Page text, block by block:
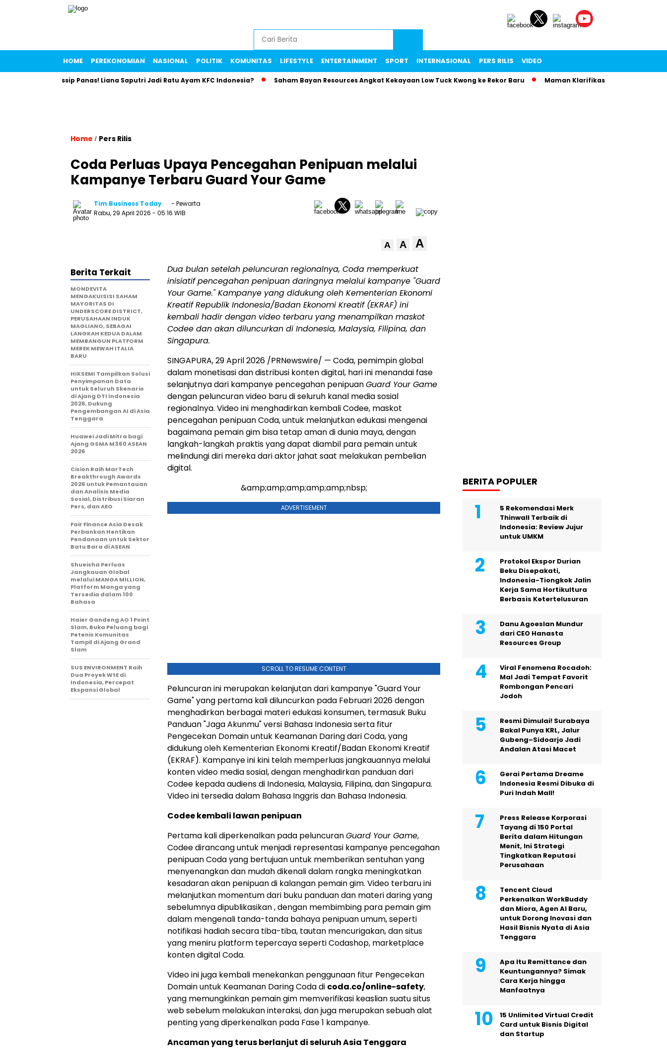
HOME PEREKONOMIAN NASIONAL POLITIK KOMUNITAS LIFESTYLE ENTERTAINMENT SPORT INTERNASIONAL PERS RILIS VIDEO
Gossip Panas! Liana Saputri Jadi Ratu Ayam KFC Indonesia? Saham Bayan Resources Angkat Kekayaan Low Tuck Kwong ke Rekor Baru Maman Klarifikasi Surat Viral: Biaya Istri
Home / Pers Rilis
Coda Perluas Upaya Pencegahan Penipuan melalui
Kampanye Terbaru Guard Your Game
Tim Business Today
- Pewarta
Rabu, 29 April 2026 - 05:16 WIB
A A A
Dua bulan setelah peluncuran regionalnya, Coda memperkuat
inisiatif pencegahan penipuan daringnya melalui kampanye "Guard
Your Game." Kampanye yang didukung oleh Kementerian Ekonomi
Kreatif Republik Indonesia/Badan Ekonomi Kreatif (EKRAF) ini
kembali hadir dengan video terbaru yang menampilkan maskot
Codee dan akan diluncurkan di Indonesia, Malaysia, Filipina, dan
Singapura.
SINGAPURA,29 April 2026 /PRNewswire/ — Coda, pemimpin global
dalam monetisasi dan distribusi konten digital, hari ini menandai fase
selanjutnya dari kampanye pencegahan penipuanGuard Your Game
dengan peluncuran video baru di seluruh kanal media sosial
regionalnya. Video ini menghadirkan kembali Codee, maskot
pencegahan penipuan Coda, untuk melanjutkan edukasi mengenai
bagaimana pemain gim bisa tetap aman di dunia maya, dengan
langkah-langkah praktis yang dapat diambil para pemain untuk
melindungi diri mereka dari aktor jahat saat melakukan pembelian
digital.
&amp;amp;amp;amp;amp;nbsp;
ADVERTISEMENT
SCROLL TO RESUME CONTENT
Peluncuran ini merupakan kelanjutan dari kampanye "Guard Your
Game" yang pertama kali diluncurkan pada Februari 2026 dengan
menghadirkan berbagai materi edukasi konsumen, termasuk Buku
Panduan "Jaga Akunmu" versi Bahasa Indonesia serta fitur
Pengecekan Domain untuk Keamanan Daring dari Coda, yang
didukung oleh Kementerian Ekonomi Kreatif/Badan Ekonomi Kreatif
(EKRAF). Kampanye ini kini telah memperluas jangkauannya melalui
konten video media sosial, dengan menghadirkan panduan dari
Codee kepada audiens di Indonesia, Malaysia, Filipina, dan Singapura.
Video ini tersedia dalam Bahasa Inggris dan Bahasa Indonesia.
Codee kembali lawan penipuan
Pertama kali diperkenalkan pada peluncuranGuard Your Game,
Codee dirancang untuk menjadi representasi kampanye pencegahan
penipuan Coda yang bertujuan untuk memberikan sentuhan yang
menyenangkan dan mudah dikenali dalam rangka meningkatkan
kesadaran akan penipuan di kalangan pemain gim. Video terbaru ini
melanjutkan momentum dari buku panduan dan materi daring yang
sebelumnya dipublikasikan , dengan membimbing para pemain gim
dalam mengenali tanda-tanda bahaya penipuan umum, seperti
notifikasi hadiah secara tiba-tiba, tautan mencurigakan, dan situs
yang meniru platform tepercaya seperti Codashop, marketplace
konten digital Coda.
Video ini juga kembali menekankan penggunaan fitur Pengecekan
Domain untuk Keamanan Daring Coda di coda.co/online-safety,
yang memungkinkan pemain gim memverifikasi keaslian suatu situs
web sebelum melakukan interaksi, dan juga merupakan sebuah alat
penting yang diperkenalkan pada Fase 1 kampanye.
Ancaman yang terus berlanjut di seluruh Asia Tenggara
Berita Terkait
MONDEVITA
MENGAKUISISI SAHAM
MAYORITAS DI
UNDERSCORE DISTRICT,
PERUSAHAAN INDUK
MAGLIANO, SEBAGAI
LANGKAH KEDUA DALAM
MEMBANGUN PLATFORM
MEREK MEWAH ITALIA
BARU
HIKSEMI Tampilkan Solusi
Penyimpanan Data
untuk Seluruh Skenario
di Ajang DTI Indonesia
2026, Dukung
Pengembangan AI di Asia
Tenggara
Huawei Jadi Mitra bagi
Ajang GSMA M360 ASEAN
2026
Cision Raih MarTech
Breakthrough Awards
2026 untuk Pemantauan
dan Analisis Media
Sosial, Distribusi Siaran
Pers, dan AEO
Fair Finance Asia Desak
Perbankan Hentikan
Pendanaan untuk Sektor
Batu Bara di ASEAN
Shueisha Perluas
Jangkauan Global
melalui MANGA MILLION,
Platform Manga yang
Tersedia dalam 100
Bahasa
Haier Gandeng AO 1 Point
Slam, Buka Peluang bagi
Petenis Komunitas
Tampil di Ajang Grand
Slam
SUS ENVIRONMENT Raih
Dua Proyek WtE di
Indonesia, Percepat
Ekspansi Global
BERITA POPULER
5 Rekomendasi Merk
Thinwall Terbaik di
Indonesia: Review Jujur
untuk UMKM
Protokol Ekspor Durian
Beku Disepakati,
Indonesia-Tiongkok Jalin
Kerja Sama Hortikultura
Berbasis Ketertelusuran
Danu Agoeslan Mundur
dari CEO Hanasta
Resources Group
Viral Fenomena Rocadoh:
Mal Jadi Tempat Favorit
Rombongan Pencari
Jodoh
Resmi Dimulai! Surabaya
Bakal Punya KRL, Jalur
Gubeng–Sidoarjo Jadi
Andalan Atasi Macet
Gerai Pertama Dreame
Indonesia Resmi Dibuka di
Puri Indah Mall!
Press Release Korporasi
Tayang di 150 Portal
Berita dalam Hitungan
Menit, Ini Strategi
Tingkatkan Reputasi
Perusahaan
Tencent Cloud
Perkenalkan WorkBuddy
dan Miora, Agen AI Baru,
untuk Dorong Inovasi dan
Hasil Bisnis Nyata di Asia
Tenggara
Apa Itu Remittance dan
Keuntungannya? Simak
Cara Kerja hingga
Manfaatnya
15 Unlimited Virtual Credit
Card untuk Bisnis Digital
dan Startup